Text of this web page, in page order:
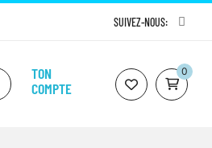
SUIVEZ-NOUS:
TON
COMPTE
0